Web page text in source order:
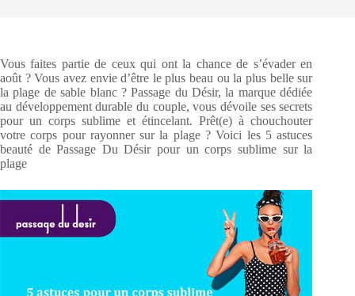
Vous faites partie de ceux qui ont la chance de s’évader en
août ? Vous avez envie d’être le plus beau ou la plus belle sur
la plage de sable blanc ? Passage du Désir, la marque dédiée
au développement durable du couple, vous dévoile ses secrets
pour un corps sublime et étincelant. Prêt(e) à chouchouter
votre corps pour rayonner sur la plage ? Voici les 5 astuces
beauté de Passage Du Désir pour un corps sublime sur la
plage